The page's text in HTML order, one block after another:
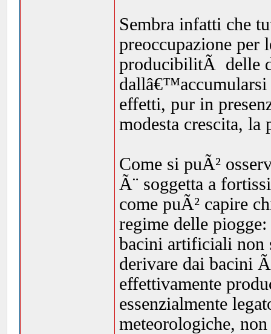
Sembra infatti che
preoccupazione per
producibilitÃ delle
effetti, pur in
modesta crescita, la
Come si puÃ²
Ã¨ soggetta a
come puÃ² capire
regime delle
bacini artificiali non
derivare dai bacini
effettivamente
essenzialmente
meteorologiche,